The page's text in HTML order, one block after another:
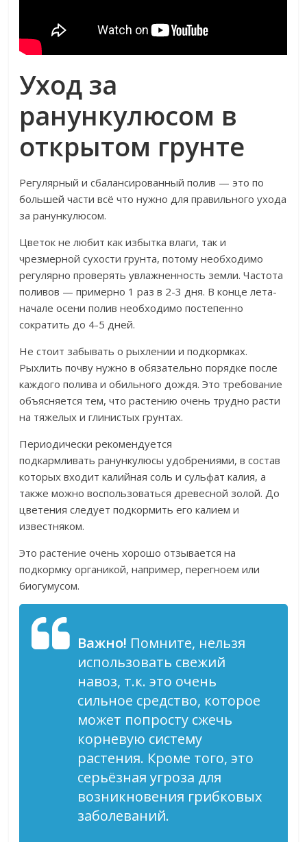
Уход за
ранункулюсом в
открытом грунте
Регулярный и сбалансированный полив — это по
большей части всё что нужно для правильного ухода
за ранункулюсом.
Цветок не любит как избытка влаги, так и
чрезмерной сухости грунта, потому необходимо
регулярно проверять увлажненность земли. Частота
поливов — примерно 1 раз в 2-3 дня. В конце лета-
начале осени полив необходимо постепенно
сократить до 4-5 дней.
Не стоит забывать о рыхлении и подкормках.
Рыхлить почву нужно в обязательно порядке после
каждого полива и обильного дождя. Это требование
объясняется тем, что растению очень трудно расти
на тяжелых и глинистых грунтах.
Периодически рекомендуется
подкармливать ранункулюсы удобрениями, в состав
которых входит калийная соль и сульфат калия, а
также можно воспользоваться древесной золой. До
цветения следует подкормить его калием и
известняком.
Это растение очень хорошо отзывается на
подкормку органикой, например, перегноем или
биогумусом.
Важно! Помните, нельзя
использовать свежий
навоз, т.к. это очень
сильное средство, которое
может попросту сжечь
корневую систему
растения. Кроме того, это
серьёзная угроза для
возникновения грибковых
заболеваний.